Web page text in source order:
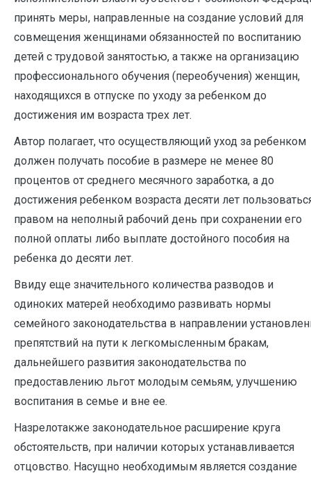
принять меры, направленные на создание условий для
совмещения женщинами обязанностей по воспитанию
детей с трудовой занятостью, а также на организацию
профессионального обучения (переобучения) женщин,
находящихся в отпуске по уходу за ребенком до
достижения им возраста трех лет.
Автор полагает, что осуществляющий уход за ребенком
должен получать пособие в размере не менее 80
процентов от среднего месячного заработка, а до
достижения ребенком возраста десяти лет
правом на неполный рабочий день при сохранении его
полной оплаты либо выплате достойного пособия на
ребенка до десяти лет.
Ввиду еще значительного количества разводов и
одиноких матерей необходимо развивать нормы
семейного законодательства в направлении
препятствий на пути к легкомысленным бракам,
дальнейшего развития законодательства по
предоставлению льгот молодым семьям, улучшению
воспитания в семье и вне ее.
Назрелотакже законодательное расширение круга
обстоятельств, при наличии которых устанавливается
отцовство. Насущно необходимым является создание